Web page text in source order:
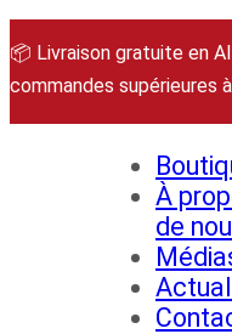
au
contenu
📦 Livraison gratuite en
commandes supérieures
À
de